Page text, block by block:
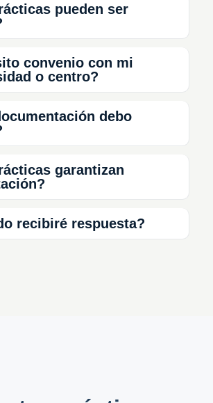
pueden ser
convenio con mi
o centro?
debo
garantizan
recibiré respuesta?